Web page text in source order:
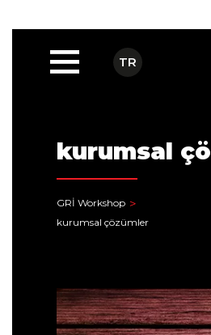
TR
kurumsal
GRİ Workshop
kurumsal çözümler